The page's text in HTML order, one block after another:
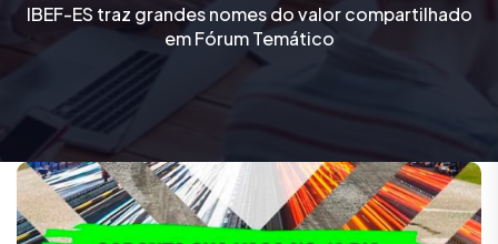
IBEF-ES traz grandes nomes do valor compartilhado
em Fórum Temático